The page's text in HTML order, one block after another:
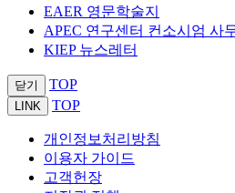
EAER 영문학술지
APEC 연구센터 컨소시엄 사
KIEP 뉴스레터
닫기 TOP
LINK TOP
개인정보처리방침
이용자 가이드
고객헌장